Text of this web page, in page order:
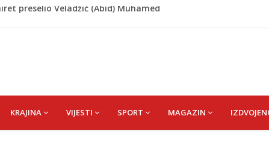
na Ahiret preselila Dervišević (r. Aličajić, otac Muharem) Mine
odluke na sjednici Vlade USK: Evo kome je dodijeljen novac
preselio Veladžić (Abid) Muhamed
KRAJINA VIJESTI SPORT MAGAZIN